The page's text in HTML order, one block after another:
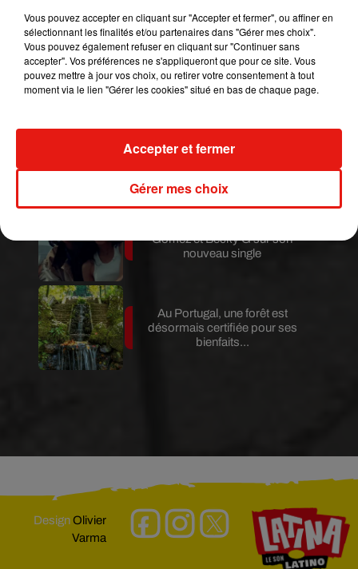
Karol G dévoile la tracklist de
son nouvel album… avec des
invités...
Au Guatemala, le volcan de
Fuego entre en éruption
Gomez et Becky G sur son
nouveau single
Au Portugal, une forêt est
désormais certifiée pour ses
bienfaits...
DesignOlivier
Varma
Vous pouvez accepter en cliquant sur "Accepter et fermer", ou affiner en
sélectionnant les finalités et/ou partenaires dans "Gérer mes choix".
Vous pouvez également refuser en cliquant sur "Continuer sans
accepter". Vos préférences ne s'appliqueront que pour ce site. Vous
pouvez mettre à jour vos choix, ou retirer votre consentement à tout
moment via le lien "Gérer les cookies" situé en bas de chaque page.
Gérer mes choix
Accepter et fermer